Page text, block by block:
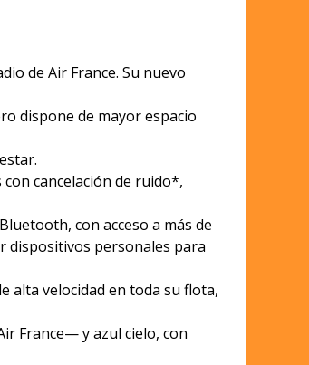
de Air France. Su nuevo
dispone de mayor espacio
cancelación de ruido*,
con acceso a más de
dispositivos personales para
alta velocidad en toda su flota,
France— y azul cielo, con